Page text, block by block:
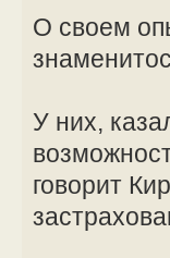
О своем
У них,
говорит